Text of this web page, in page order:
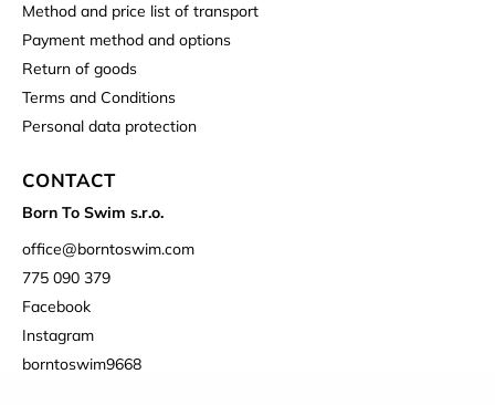
Method and price list of transport
Payment method and options
Return of goods
Terms and Conditions
Personal data protection
CONTACT
Born To Swim s.r.o.
office@borntoswim.com
775 090 379
Facebook
Instagram
borntoswim9668